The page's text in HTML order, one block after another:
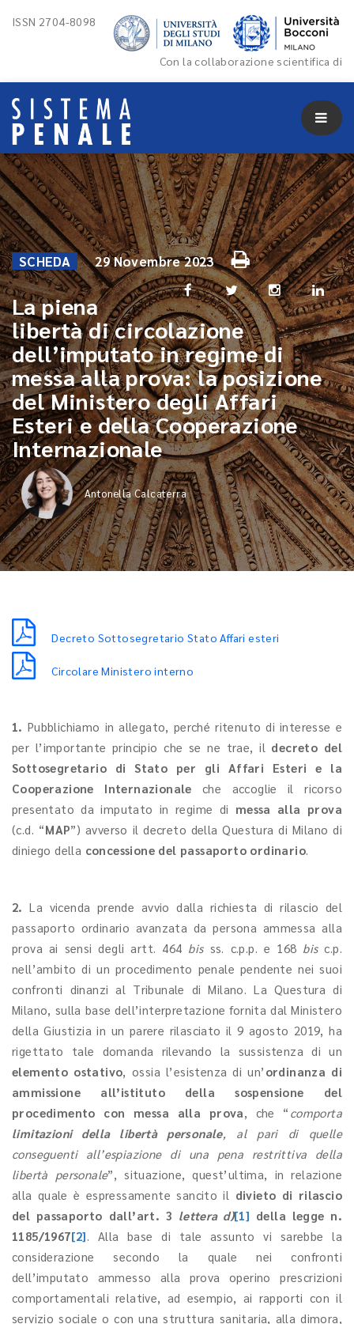
ISSN 2704-8098
Con la collaborazione scientifica di
SCHEDA 29 Novembre 2023
La piena
libertà di circolazione
dell’imputato in regime di
messa alla prova: la posizione
del Ministero degli Affari
Esteri e della Cooperazione
Internazionale
Antonella Calcaterra
Decreto Sottosegretario Stato Affari esteri
Circolare Ministero interno
1. Pubblichiamo in allegato, perché ritenuto di interesse e
per l’importante principio che se ne trae, il decreto del
Sottosegretario di Stato per gli Affari Esteri e la
Cooperazione Internazionale che accoglie il ricorso
presentato da imputato in regime di messa alla prova
(c.d. “MAP”) avverso il decreto della Questura di Milano di
diniego della concessione del passaporto ordinario.
2. La vicenda prende avvio dalla richiesta di rilascio del
passaporto ordinario avanzata da persona ammessa alla
prova ai sensi degli artt. 464 bisss. c.p.p. e 168 bisc.p.
nell’ambito di un procedimento penale pendente nei suoi
confronti dinanzi al Tribunale di Milano. La Questura di
Milano, sulla base dell’interpretazione fornita dal Ministero
della Giustizia in un parere rilasciato il 9 agosto 2019, ha
rigettato tale domanda rilevando la sussistenza di un
elemento ostativo, ossia l’esistenza di un’ ordinanza di
ammissione all’istituto della sospensione del
procedimento con messa alla prova, che “ comporta
limitazioni della libertà personale, al pari di quelle
conseguenti all’espiazione di una pena restrittiva della
libertà personale”, situazione, quest’ultima, in relazione
alla quale è espressamente sancito il divieto di rilascio
del passaporto dall’art. 3 lettera d)[1] della legge n.
1185/1967[2]. Alla base di tale assunto vi sarebbe la
considerazione secondo la quale nei confronti
dell’imputato ammesso alla prova operino prescrizioni
comportamentali relative, ad esempio, ai rapporti con il
servizio sociale o con una struttura sanitaria, alla dimora,